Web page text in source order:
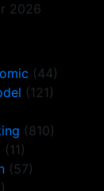
2026
(44)
(121)
(810)
(11)
(57)